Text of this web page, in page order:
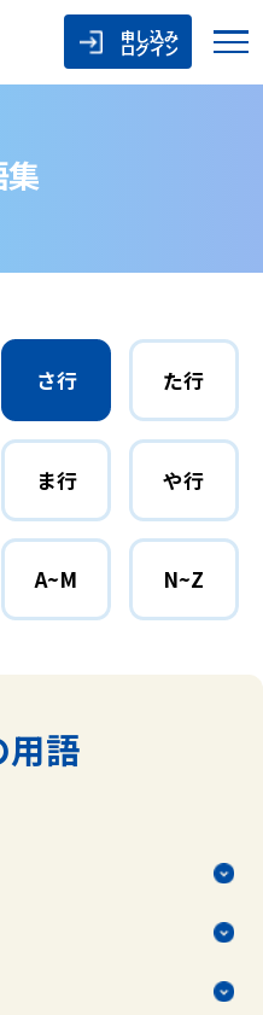
申し込み
ログイン
集
さ行 た行
ま行 や行
A~M N~Z
用語